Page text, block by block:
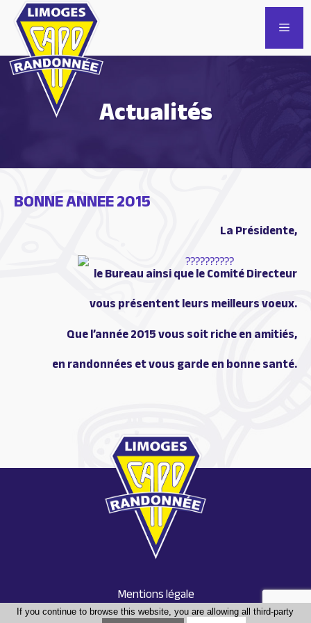
Aller
contenu
Actualités
BONNE ANNEE 2015
La Présidente,
le Bureau ainsi que le Comité Directeur
vous présentent leurs meilleurs voeux.
Que l’année 2015 vous soit riche en amitiés,
en randonnées et vous garde en bonne santé.
Mentions légale
Conception : Tabula rasa
If you continue to browse this website, you are allowing all third-party